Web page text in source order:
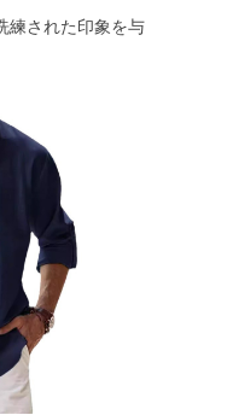
練された印象を与